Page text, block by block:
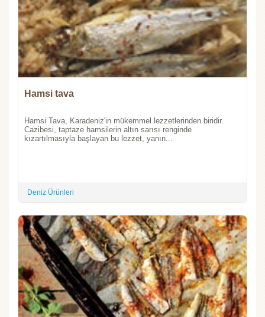
Hamsi tava
Hamsi Tava, Karadeniz'in mükemmel lezzetlerinden biridir.
Cazibesi, taptaze hamsilerin altın sarısı renginde
kızartılmasıyla başlayan bu lezzet, yanın...
Deniz Ürünleri